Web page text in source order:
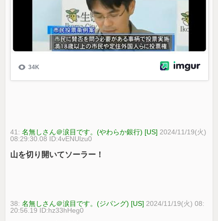
41:名無しさん＠涙目です。(やわらか銀行) [US] 2024/11/19(火)
08:29:30.08 ID:4vENUlzu0
山を切り開いてソーラー！
38:名無しさん＠涙目です。(ジパング) [US] 2024/11/19(火) 08:
20:56.19 ID:hz33hHeg0